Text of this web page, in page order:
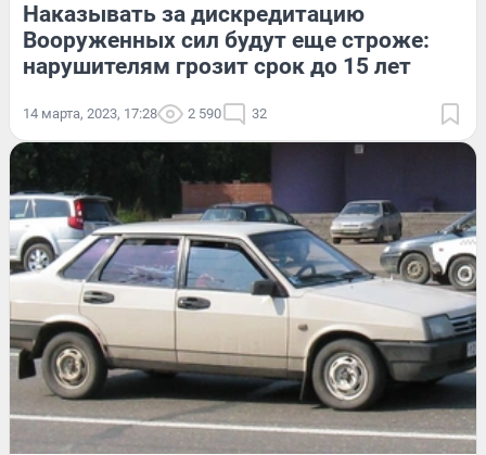
Наказывать за дискредитацию
Вооруженных сил будут еще строже:
нарушителям грозит срок до 15 лет
14 марта, 2023, 17:28 2 590 32